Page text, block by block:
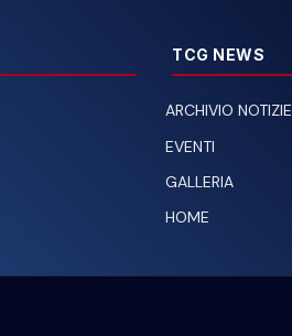
TCG NEWS
ARCHIVIO NOTIZIE
EVENTI
GALLERIA
HOME